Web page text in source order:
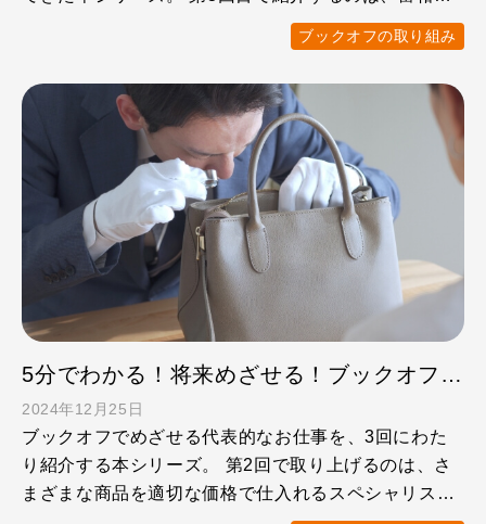
ブックオフの取り組み
5分でわかる！将来めざせる！ブックオフお仕事図鑑 ②総合買取
2024年12月25日
ブックオフでめざせる代表的なお仕事を、3回にわた
り紹介する本シリーズ。 第2回で取り上げるのは、さ
まざまな商品を適切な価格で仕入れるスペシャリスト